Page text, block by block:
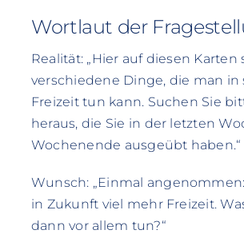
Wortlaut der
Realität: „Hier auf diesen Karten
verschiedene Dinge, die man in
Freizeit tun kann. Suchen Sie
heraus, die Sie in der letzten
Wochenende ausgeübt haben.“
Wunsch: „Einmal
in Zukunft viel mehr Freizeit.
dann vor allem tun?“